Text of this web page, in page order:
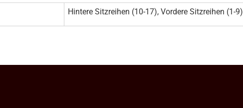
Hintere Sitzreihen (10-17), Vordere Sitzreihen (1-9)